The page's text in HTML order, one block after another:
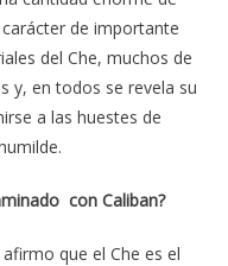
de importante
del Che, muchos de
y, en todos se revela su
a las huestes de
con Caliban?
que el Che es el